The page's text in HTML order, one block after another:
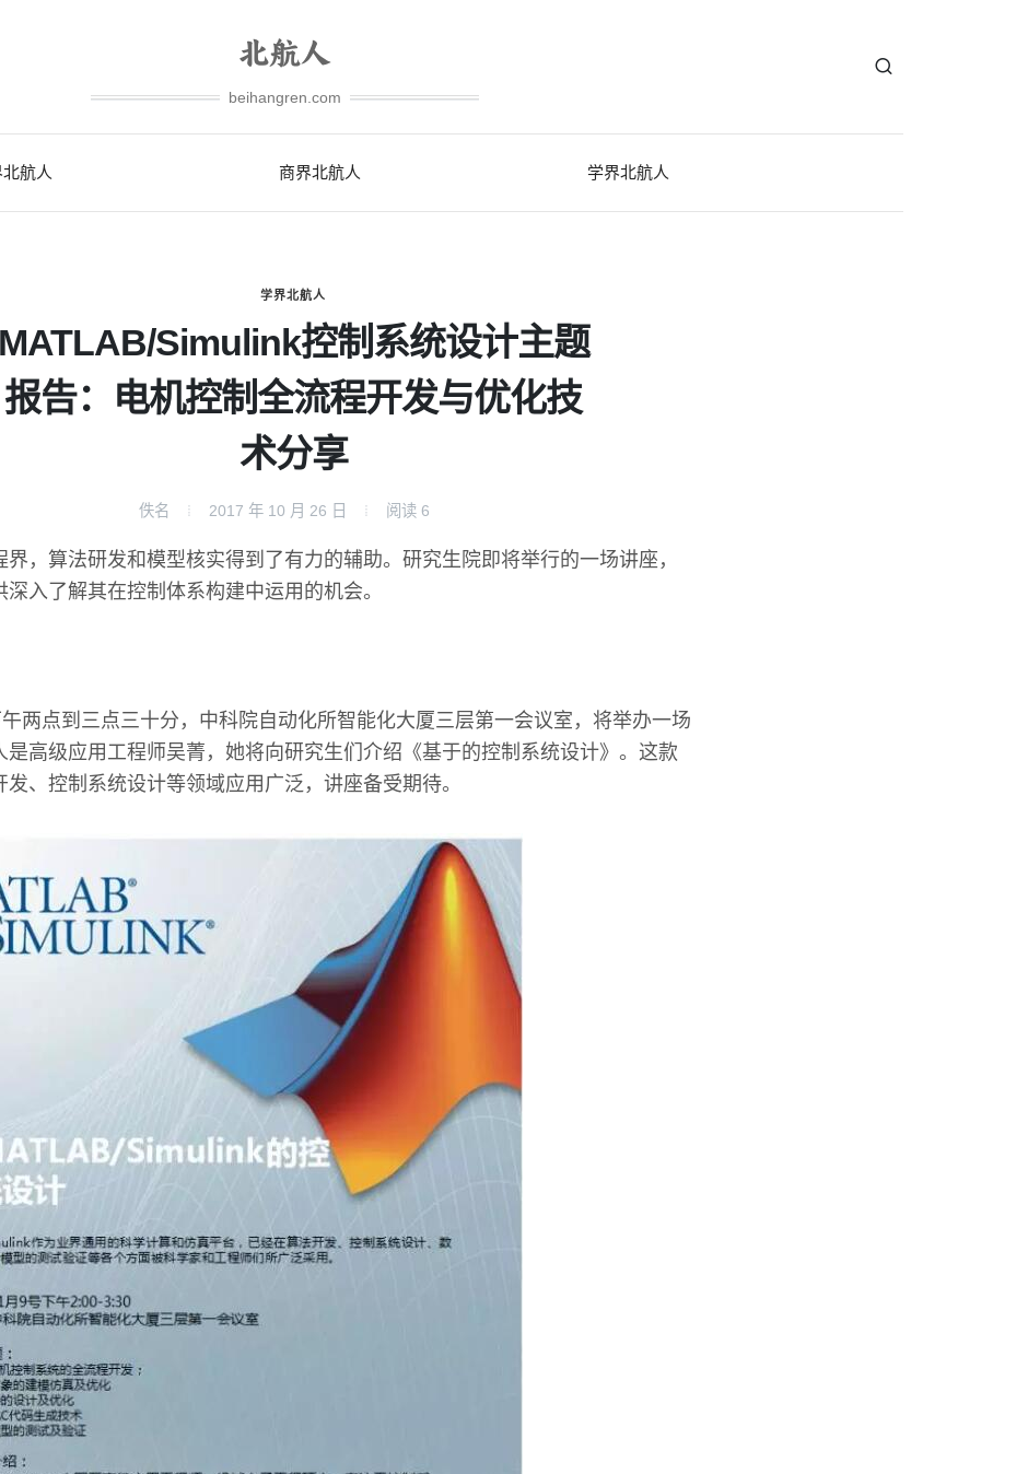
beihangren.com
航人 商界北航人 学界北航人
学界北航人
MATLAB/Simulink控制系统设计主题
报告：电机控制全流程开发与优化技
术分享
佚名 2017 年 10 月 26 日 阅读 6
界，算法研发和模型核实得到了有力的辅助。研究生院即将举行的一场讲座，
深入了解其在控制体系构建中运用的机会。
两点到三点三十分，中科院自动化所智能化大厦三层第一会议室，将举办一场
是高级应用工程师吴菁，她将向研究生们介绍《基于的控制系统设计》。这款
发、控制系统设计等领域应用广泛，讲座备受期待。